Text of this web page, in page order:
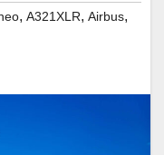
, A321XLR, Airbus,